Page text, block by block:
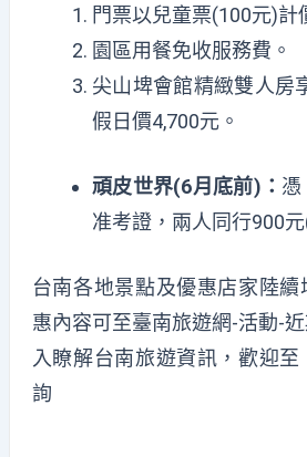
門票以兒童票(100元)計
園區用餐免收服務費。
尖山埤會館精緻雙人房
假日價4,700元。
頑皮世界(6月底前)： 憑
准考證，兩人同行900元
台南各地景點及優惠店家陸
惠內容可至臺南旅遊網-活動-
入瞭解台南旅遊資訊，歡迎至
詢